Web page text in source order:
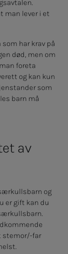
man lever i et
har krav på
død, men om
foreta
og kan kun
som
barn må
av
og
er gift kan du
stemor/-far